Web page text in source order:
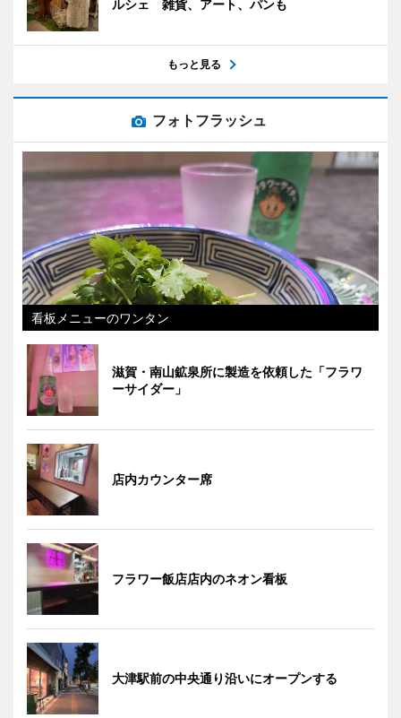
ルシェ 雑貨、アート、パンも
もっと見る
フォトフラッシュ
看板メニューのワンタン
滋賀・南山鉱泉所に製造を依頼した「フラワ
ーサイダー」
店内カウンター席
フラワー飯店店内のネオン看板
大津駅前の中央通り沿いにオープンする